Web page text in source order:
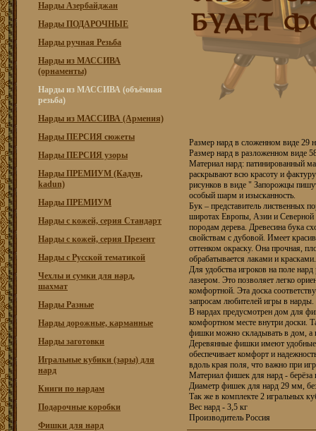
Нарды Азербайджан
Нарды ПОДАРОЧНЫЕ
Нарды ручная Резьба
Нарды из МАССИВА
(орнаменты)
Нарды из МАССИВА (объёмная
резьба)
Нарды из МАССИВА (Армения)
Нарды ПЕРСИЯ сюжеты
Нарды ПЕРСИЯ узоры
Нарды ПРЕМИУМ (Кадун,
kadun)
Нарды ПРЕМИУМ
Нарды с кожей, серия Стандарт
Нарды с кожей, серия Презент
Нарды с Русской тематикой
Чехлы и сумки для нард,
шахмат
Нарды Разные
Нарды дорожные, карманные
Нарды заготовки
Игральные кубики (зары) для
нард
Книги по нардам
Подарочные коробки
Фишки для нард
Размер нард в сложенном виде 29
Размер нард в разложенном виде
Материал нард: патинированный
раскрывают всю красоту и
рисунков в виде " Запорожцы
особый шарм и изысканность.
Бук – представитель лиственных
широтах Европы, Азии и
породам дерева. Древесина бука
свойствам с дубовой. Имеет
оттенком окраску. Она прочная,
обрабатывается лаками и красками.
Для удобства игроков на поле
лазером. Это позволяет легко
комфортной. Эта доска
запросам любителей игры в нарды.
В нардах предусмотрен дом для
комфортном месте внутри доски.
фишки можно складывать в дом, а
Деревянные фишки имеют удобные
обеспечивает комфорт и
вдоль края поля, что важно при
Материал фишек для нард - берёза
Диаметр фишек для нард 29 мм,
Так же в комплекте 2 игральных
Вес нард - 3,5 кг
Производитель Россия